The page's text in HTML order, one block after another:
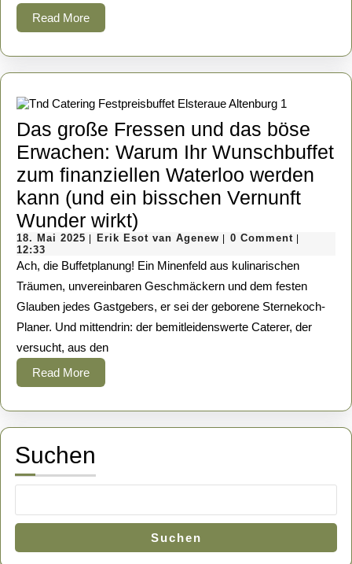
Read MoreRead
More
Das große Fressen und das böse
Erwachen: Warum Ihr Wunschbuffet
zum finanziellen Waterloo werden
kann (und ein bisschen Vernunft
Wunder wirkt)
große
Fressen
und
das
böse
Wunschbuffet
werden
kann
18. Mai 2025 18.
2025
Erik Esot van Agenew Erik
van
Agenew
0 Comment
12:33
Ach, die Buffetplanung! Ein Minenfeld aus kulinarischen
Träumen, unvereinbaren Geschmäckern und dem festen
Glauben jedes Gastgebers, er sei der geborene Sternekoch-
Planer. Und mittendrin: der bemitleidenswerte Caterer, der
versucht, aus den
Read MoreRead
More
Suchen
Suchen